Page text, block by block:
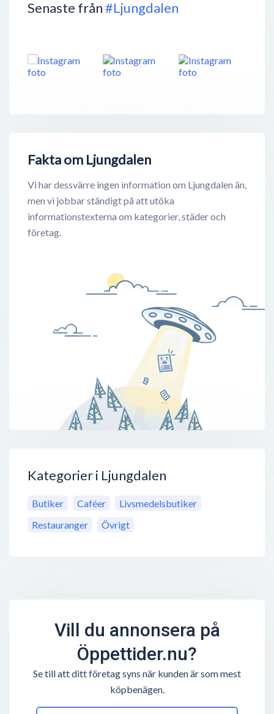
Senaste från#Ljungdalen
Fakta om Ljungdalen
Vi har dessvärre ingen information om Ljungdalen än,
men vi jobbar ständigt på att utöka
informationstexterna om kategorier, städer och
företag.
Kategorier i Ljungdalen
Butiker Caféer
Livsmedelsbutiker
Restauranger
Övrigt
Vill du annonsera på
Öppettider.nu?
Se till att ditt företag syns när kunden är som mest
köpbenägen.